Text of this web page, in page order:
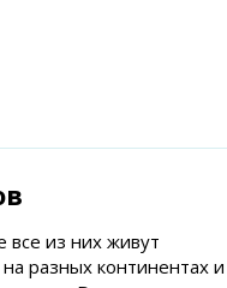
из них живут
разных континентах и